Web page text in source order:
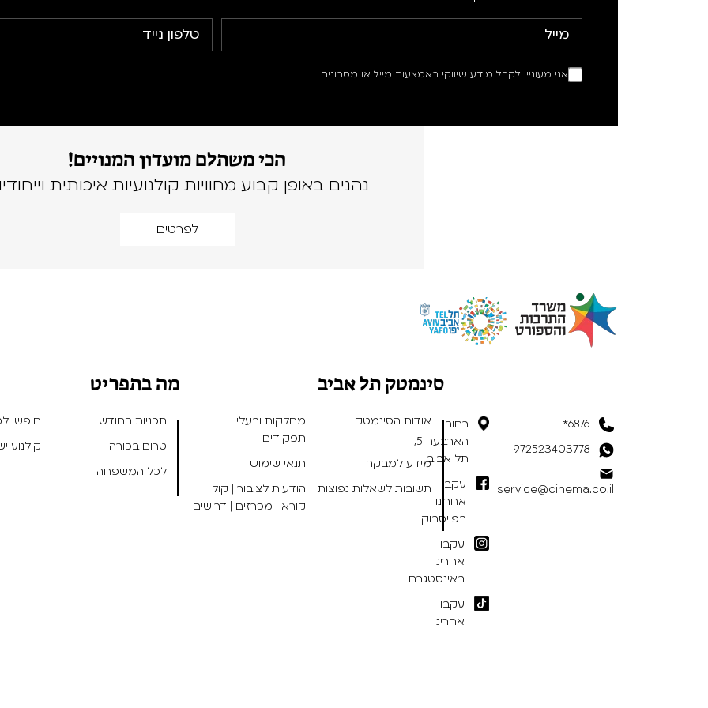
אני מעוניין לקבל מידע שיווקי באמצעות מייל או מסרונים
הכי משתלם מועדון המנויים!
נהנים באופן קבוע מחוויות קולנועיות איכותית
לפרטים
6876*
972523403778
service@cinema.co.il
רחוב
הארבעה 5,
תל אביב
עקבו
אחרינו
בפייסבוק
עקבו
אחרינו
באינסטגרם
עקבו
אחרינו
סינמטק תל אביב
אודות הסינמטק
מחלקות ובעלי
תפקידים
מידע למבקר
תנאי שימוש
תשובות לשאלות נפוצות
הודעות לציבור | קול
קורא | מכרזים | דרושים
מה בתפריט
תכניות החודש
חופשי
טרום בכורה
קולנוע
לכל המשפחה